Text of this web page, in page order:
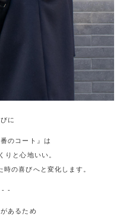
に
のコート』は
りと心地いい。
の喜びへと変化します。
- -
あるため